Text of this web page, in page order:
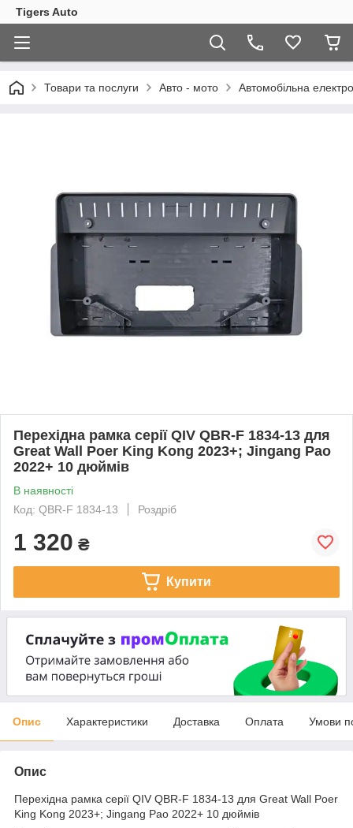
Tigers Auto
Товари та послуги Авто - мото Автомобільна
Перехідна рамка серії QIV QBR-F 1834-13 для
Great Wall Poer King Kong 2023+; Jingang Pao
2022+ 10 дюймів
В наявності
Код: QBR-F 1834-13
Роздріб
1 320 ₴
Купити
Опис Характеристики Доставка Оплата Умови
Опис
Перехідна рамка серії QIV QBR-F 1834-13 для Great Wall Poer
King Kong 2023+; Jingang Pao 2022+ 10 дюймів